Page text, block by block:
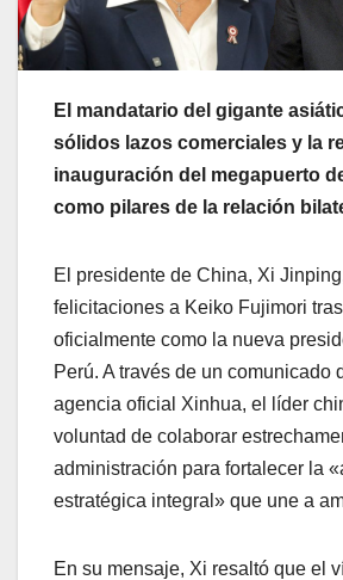
El mandatario del gigante
sólidos lazos comerciales y la
inauguración del megapuerto
como pilares de la relación
El presidente de China, Xi
felicitaciones a Keiko Fujimori
oficialmente como la nueva
Perú. A través de un comunicado
agencia oficial Xinhua, el líder
voluntad de colaborar
administración para fortalecer la
estratégica integral» que une a
En su mensaje, Xi resaltó que el